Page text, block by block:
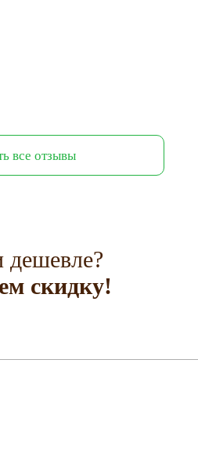
все отзывы
скидку!